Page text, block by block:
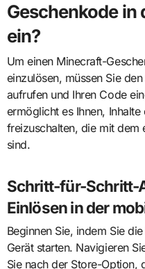
Geschenkode in
ein?
Um einen Minecraft-
einzulösen, müssen Sie
aufrufen und Ihren Code
ermöglicht es Ihnen,
freizuschalten, die mit dem
sind.
Schritt-für-Schritt-
Einlösen in der
Beginnen Sie, indem Sie
Gerät starten. Navigieren
Sie nach der Store-Option,